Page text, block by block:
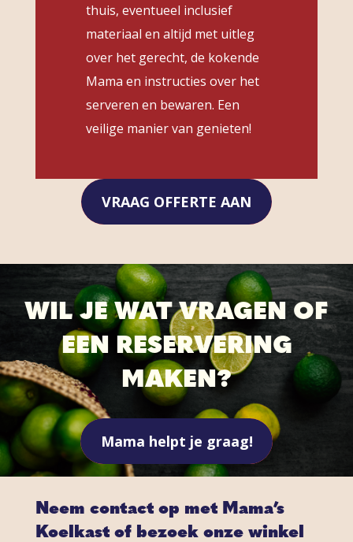
thuis, eventueel inclusief
materiaal en altijd met uitleg
over het gerecht, de kokende
Mama en instructies over het
serveren en bewaren. Een
veilige manier van genieten!
VRAAG OFFERTE AAN
WIL JE WAT VRAGEN OF
EEN RESERVERING
MAKEN?
Mama helpt je graag!
Neem contact op met Mama’s
Koelkast of bezoek onze winkel